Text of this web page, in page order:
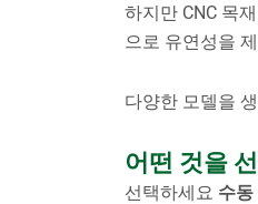
하지만 CNC 목
으로 유연성을
다양한 모델을
어떤 것을
선택하세요 수